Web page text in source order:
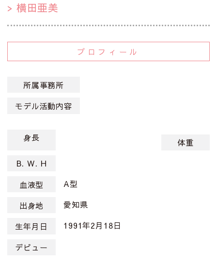
横田亜美
プロフィール
所属事務所
モデル活動内容
身長
体重
B. W. H
血液型
A型
出身地 愛知県
生年月日 1991年2月18日
デビュー